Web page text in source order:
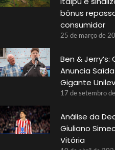
bônus
consumidor
25 de março de
Ben &
Anuncia
Gigante
17 de setembro
Análise da
Giuliano
Vitória